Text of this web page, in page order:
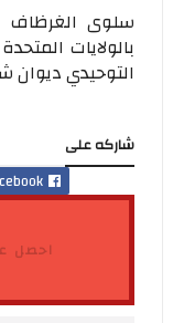
سلوى الغرظاف
بالولايات
التوحيدي
شاركه على
Facebook
احصل